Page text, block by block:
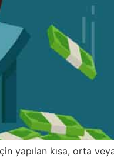
kısa, orta